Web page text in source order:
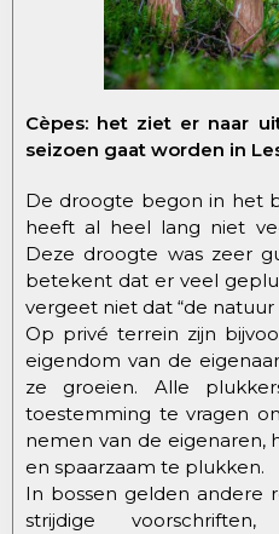
Cèpes: het ziet er naar
seizoen gaat worden in
De droogte begon in het
heeft al heel lang niet
Deze droogte was zeer
betekent dat er veel
vergeet niet dat “de natuur
Op privé terrein zijn
eigendom van de
ze groeien. Alle
toestemming te vragen
nemen van de eigenaren,
en spaarzaam te plukken.
In bossen gelden andere
strijdige